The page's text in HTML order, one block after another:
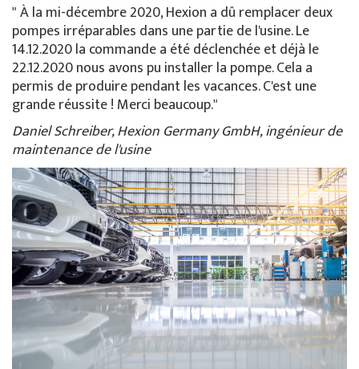
" À la mi-décembre 2020, Hexion a dû remplacer deux
pompes irréparables dans une partie de l'usine. Le
14.12.2020 la commande a été déclenchée et déjà le
22.12.2020 nous avons pu installer la pompe. Cela a
permis de produire pendant les vacances. C'est une
grande réussite ! Merci beaucoup."
Daniel Schreiber, Hexion Germany GmbH, ingénieur de
maintenance de l'usine